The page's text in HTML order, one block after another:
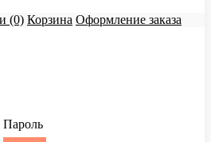
(0) Корзина Оформление заказа
Пароль